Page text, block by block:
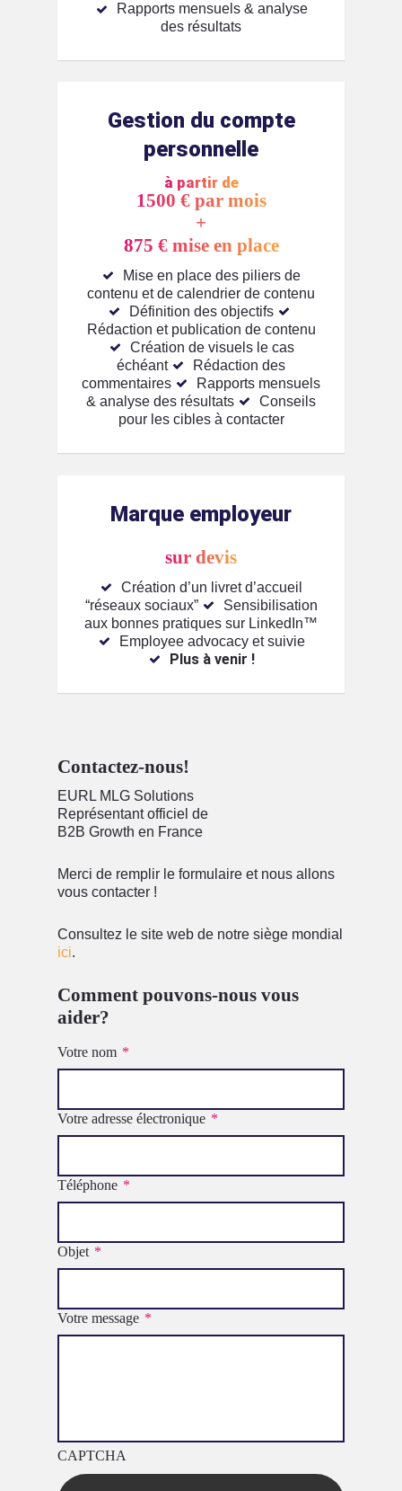
Rapports mensuels & analyse
des résultats
Gestion du compte
personnelle
à partir de
1500 € par mois
+
875 € mise en place
Mise en place des piliers de
contenu et de calendrier de contenu
Définition des objectifs
Rédaction et publication de contenu
Création de visuels le cas
échéant
Rédaction des
commentaires
Rapports mensuels
& analyse des résultats
Conseils
pour les cibles à contacter
Marque employeur
sur devis
Création d’un livret d’accueil
“réseaux sociaux”
Sensibilisation
aux bonnes pratiques sur LinkedIn™️
Employee advocacy et suivie
Plus à venir !
Contactez-nous!
EURL MLG Solutions
Représentant officiel de
B2B Growth en France
Merci de remplir le formulaire et nous allons
vous contacter !
Consultez le site web de notre siège mondial
ici.
Comment pouvons-nous vous
aider?
Votre nom *
Votre adresse électronique *
Téléphone *
Objet *
Votre message *
CAPTCHA